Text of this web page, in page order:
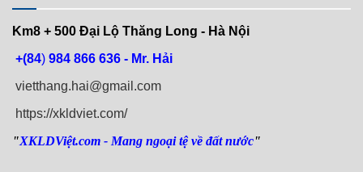
Km8 + 500 Đại Lộ Thăng Long - Hà Nội
+(84) 984 866 636 - Mr. Hải
vietthang.hai@gmail.com
https://xkldviet.com/
"XKLDViệt.com - Mang ngoại tệ về đất nước"